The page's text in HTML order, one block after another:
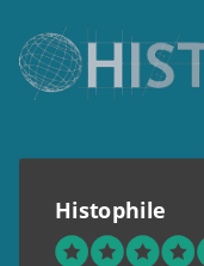
Histophile